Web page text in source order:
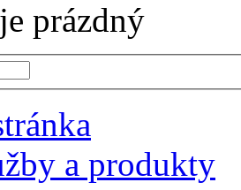
prázdný
a produkty